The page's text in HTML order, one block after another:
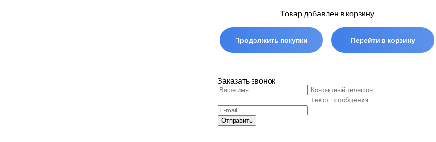
Товар добавлен в корзину
Продолжить покупки Перейти в корзину
Заказать звонок
Отправить